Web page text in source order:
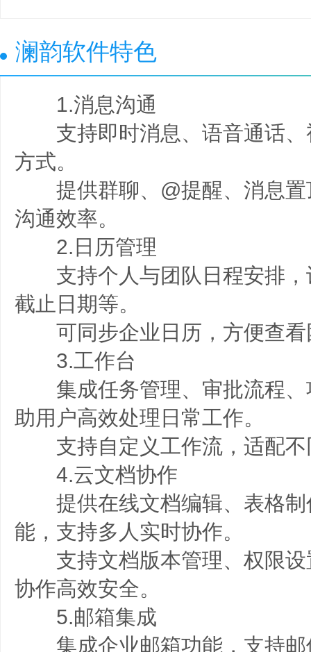
澜韵软件特色
1.消息沟通
支持即时消息、语音通话、
方式。
提供群聊、@提醒、消息置
沟通效率。
2.日历管理
支持个人与团队日程安排，
截止日期等。
可同步企业日历，方便查看
3.工作台
集成任务管理、审批流程、
助用户高效处理日常工作。
支持自定义工作流，适配不
4.云文档协作
提供在线文档编辑、表格制
能，支持多人实时协作。
支持文档版本管理、权限设
协作高效安全。
5.邮箱集成
集成企业邮箱功能，支持邮